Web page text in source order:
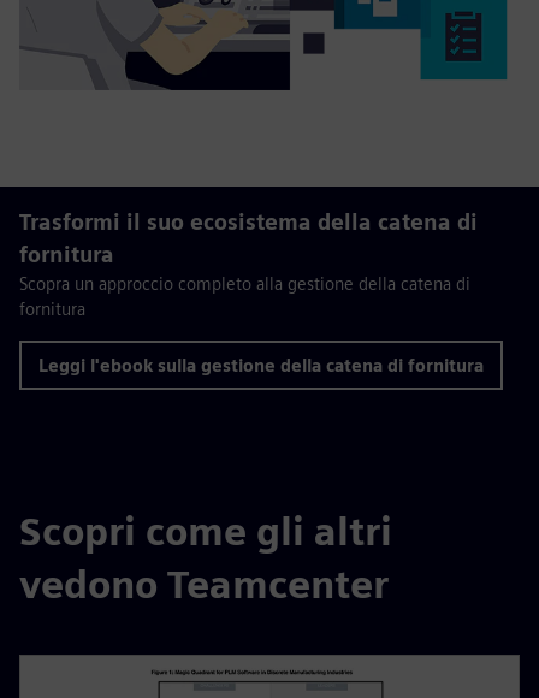
Trasformi il suo ecosistema della catena di
fornitura
Scopra un approccio completo alla gestione della catena di
fornitura
Leggi l'ebook sulla gestione della catena di fornitura
Scopri come gli altri
vedono Teamcenter